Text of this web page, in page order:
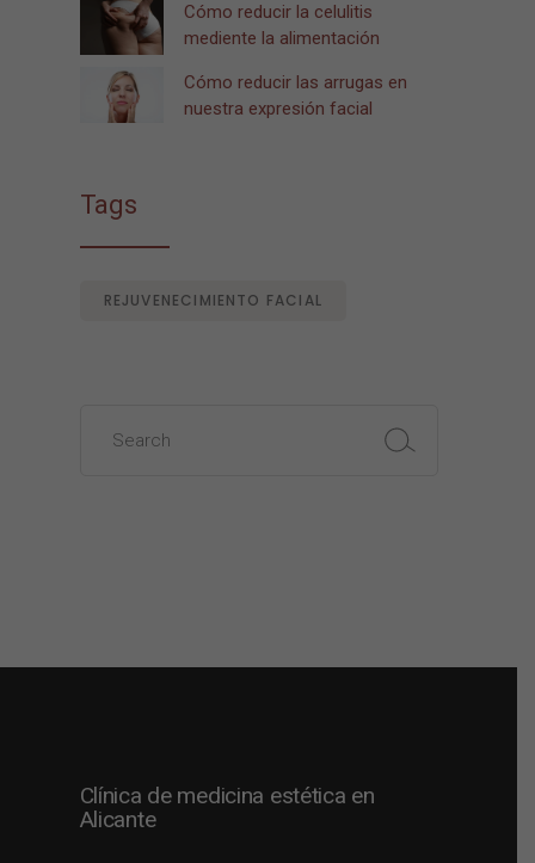
Cómo reducir la celulitis
mediente la alimentación
Cómo reducir las arrugas en
nuestra expresión facial
Tags
REJUVENECIMIENTO FACIAL
Clínica de medicina estética en
Alicante